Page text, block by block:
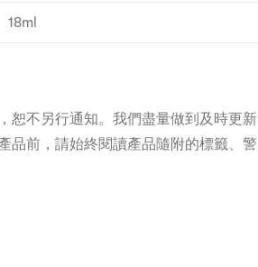
18ml
恕不另行通知。我們盡量做到及時更新
品前，請始終閱讀產品隨附的標籤、警